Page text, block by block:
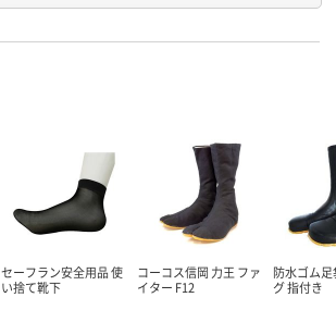
セーフラン安全用品 使
い捨て靴下
コーコス信岡 力王 ファ
イター F12
防水ゴム
グ 指付き